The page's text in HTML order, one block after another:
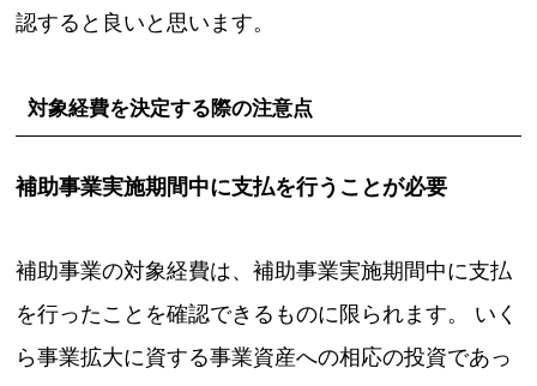
認すると良いと思います。
対象経費を決定する際の注意点
補助事業実施期間中に支払を行うことが必要
補助事業の対象経費は、補助事業実施期間中に支払
を行ったことを確認できるものに限られます。 いく
ら事業拡大に資する事業資産への相応の投資であっ